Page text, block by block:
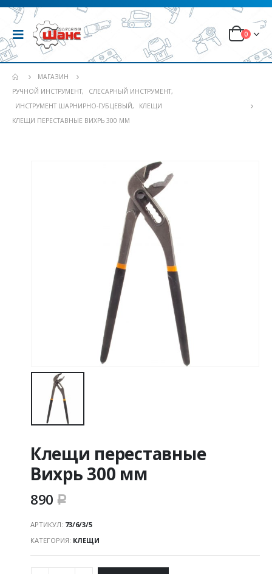
0
МАГАЗИН
РУЧНОЙ ИНСТРУМЕНТ, СЛЕСАРНЫЙ ИНСТРУМЕНТ,
ИНСТРУМЕНТ ШАРНИРНО-ГУБЦЕВЫЙ,
КЛЕЩИ
КЛЕЩИ ПЕРЕСТАВНЫЕ ВИХРЬ 300 ММ
Клещи переставные
Вихрь 300 мм
890 Р
АРТИКУЛ: 73/6/3/5
КАТЕГОРИЯ: КЛЕЩИ